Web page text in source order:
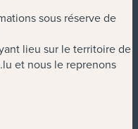
sous réserve de
lieu sur le territoire de
et nous le reprenons